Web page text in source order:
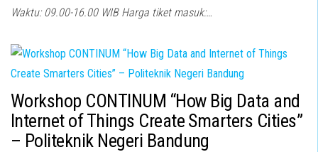
Waktu: 09.00-16.00 WIB Harga tiket masuk:…
Workshop CONTINUM “How Big Data and
Internet of Things Create Smarters Cities”
– Politeknik Negeri Bandung